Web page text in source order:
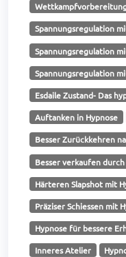
Spannungsregulation
Spannungsregulation
Spannungsregulation
Esdaile Zustand- Das
Auftanken in Hypnose
Besser Zurückkehren
Besser verkaufen
Härteren Slapshot mit
Präziser Schiessen mit
Hypnose für bessere
Inneres Atelier